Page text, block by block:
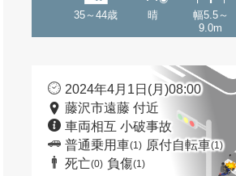
35～44歳 晴
幅5.5～
9.0m
2024年4月1日(月)08:00
藤沢市遠藤 付近
車両相互 小破事故
普通乗用車(1) 原付自転車(1)
死亡(0) 負傷(1)